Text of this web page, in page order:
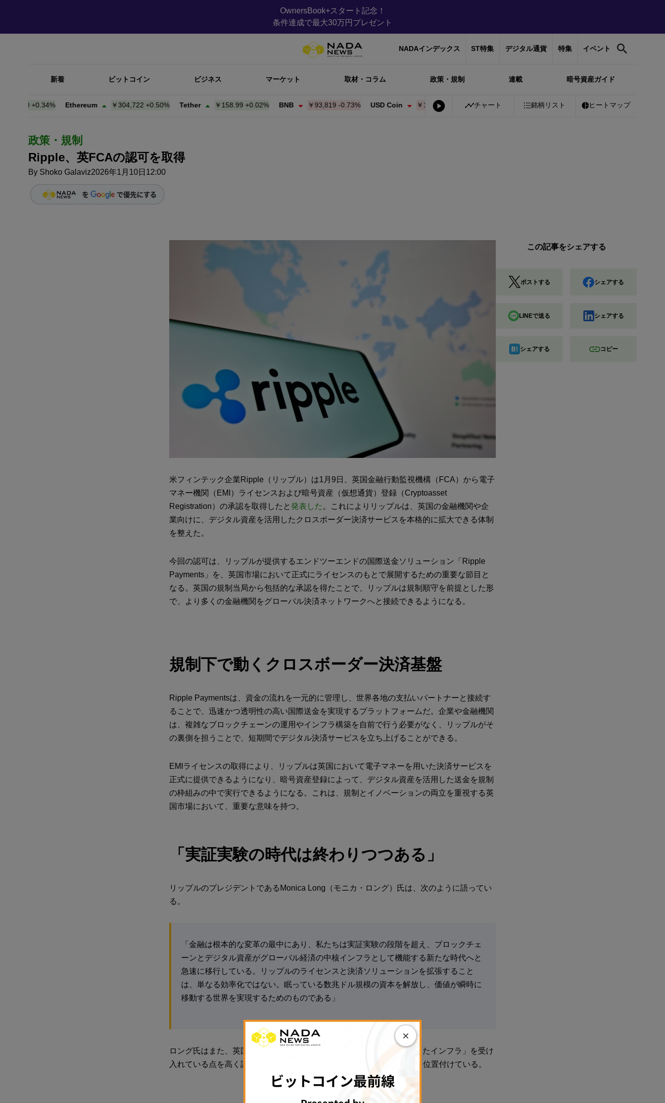
OwnersBook+スタート記念！
条件達成で最大30万円プレゼント
NADAインデックス ST特集 デジタル通貨 特集 イベント
新着 ビットコイン ビジネス マーケット 取材・コラム 政策・規制 連載 暗号資産ガイド
0.34% Ethereum ￥304,722+ 0.50% Tether ￥158.99+0.02% BNB ￥93,819-0.73% USD Coin ￥159.09 -0.01% Bitcoin ￥10,316,560+0.34% Ethereum ￥304,722
チャート 銘柄リスト ヒートマップ
政策・規制
Ripple、英FCAの認可を取得
By Shoko Galaviz2026年1月10日12:00
米フィンテック企業Ripple（リップル）は1月9日、英国金融行動監視機構（FCA）から電子
マネー機関（EMI）ライセンスおよび暗号資産（仮想通貨）登録（Cryptoasset
Registration）の承認を取得したと 発表した 。これによりリップルは、英国の金融機関や企
業向けに、デジタル資産を活用したクロスボーダー決済サービスを本格的に拡大できる体制
を整えた。
今回の認可は、リップルが提供するエンドツーエンドの国際送金ソリューション「Ripple
Payments」を、英国市場において正式にライセンスのもとで展開するための重要な節目と
なる。英国の規制当局から包括的な承認を得たことで、リップルは規制順守を前提とした形
で、より多くの金融機関をグローバル決済ネットワークへと接続できるようになる。
規制下で動くクロスボーダー決済基盤
Ripple Paymentsは、資金の流れを一元的に管理し、世界各地の支払いパートナーと接続す
ることで、迅速かつ透明性の高い国際送金を実現するプラットフォームだ。企業や金融機関
は、複雑なブロックチェーンの運用やインフラ構築を自前で行う必要がなく、リップルがそ
の裏側を担うことで、短期間でデジタル決済サービスを立ち上げることができる。
EMIライセンスの取得により、リップルは英国において電子マネーを用いた決済サービスを
正式に提供できるようになり、暗号資産登録によって、デジタル資産を活用した送金を規制
の枠組みの中で実行できるようになる。これは、規制とイノベーションの両立を重視する英
国市場において、重要な意味を持つ。
「実証実験の時代は終わりつつある」
リップルのプレジデントであるMonica Long（モニカ・ロング）氏は、次のように語ってい
る。
「金融は根本的な変革の最中にあり、私たちは実証実験の段階を超え、ブロックチェ
ーンとデジタル資産がグローバル経済の中核インフラとして機能する新たな時代へと
急速に移行している。リップルのライセンスと決済ソリューションを拡張すること
は、単なる効率化ではない。眠っている数兆ドル規模の資本を解放し、価値が瞬時に
移動する世界を実現するためのものである」
ロング氏はまた、英国がこのビジョンを実現するための「規制に準拠したインフラ」を受け
入れている点を高く評価し、今回のFCA承認を「非常に心強い動き」と位置付けている。
この記事をシェアする
ポストする シェアする
LINEで送る シェアする
シェアする コピー
×